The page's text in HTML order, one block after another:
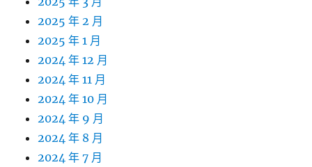
2025 年 2 月
2025 年 1 月
2024 年 12 月
2024 年 11 月
2024 年 10 月
2024 年 9 月
2024 年 8 月
2024 年 7 月